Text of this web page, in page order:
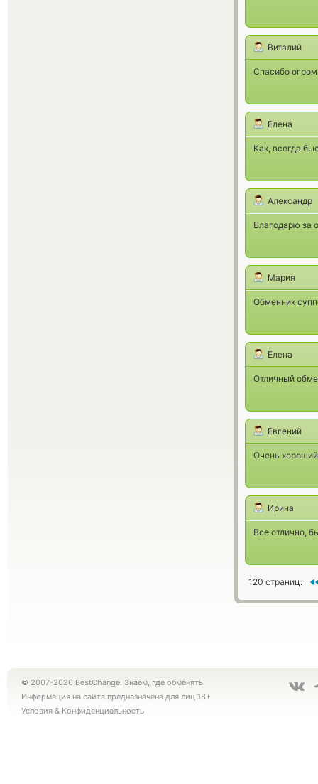
Виталий
Спасибо
Елена
Как, всегда
Александр
Благодарю за
Мария
Обменник
Елена
Отличный
Евгений
Очень
Ирина
Все отлично,
120 страниц:
© 2007-2026 BestChange. Знаем, где обменять!
Информация на сайте предназначена для лиц 18+
Условия & Конфиденциальность